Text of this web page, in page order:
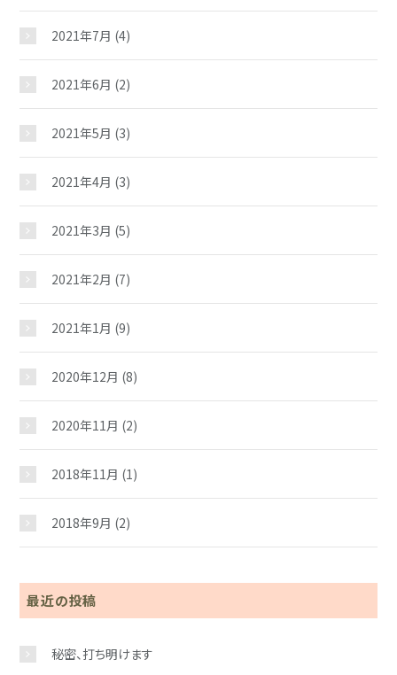
2021年7月 (4)
2021年6月 (2)
2021年5月 (3)
2021年4月 (3)
2021年3月 (5)
2021年2月 (7)
2021年1月 (9)
2020年12月 (8)
2020年11月 (2)
2018年11月 (1)
2018年9月 (2)
最近の投稿
秘密、打ち明けます